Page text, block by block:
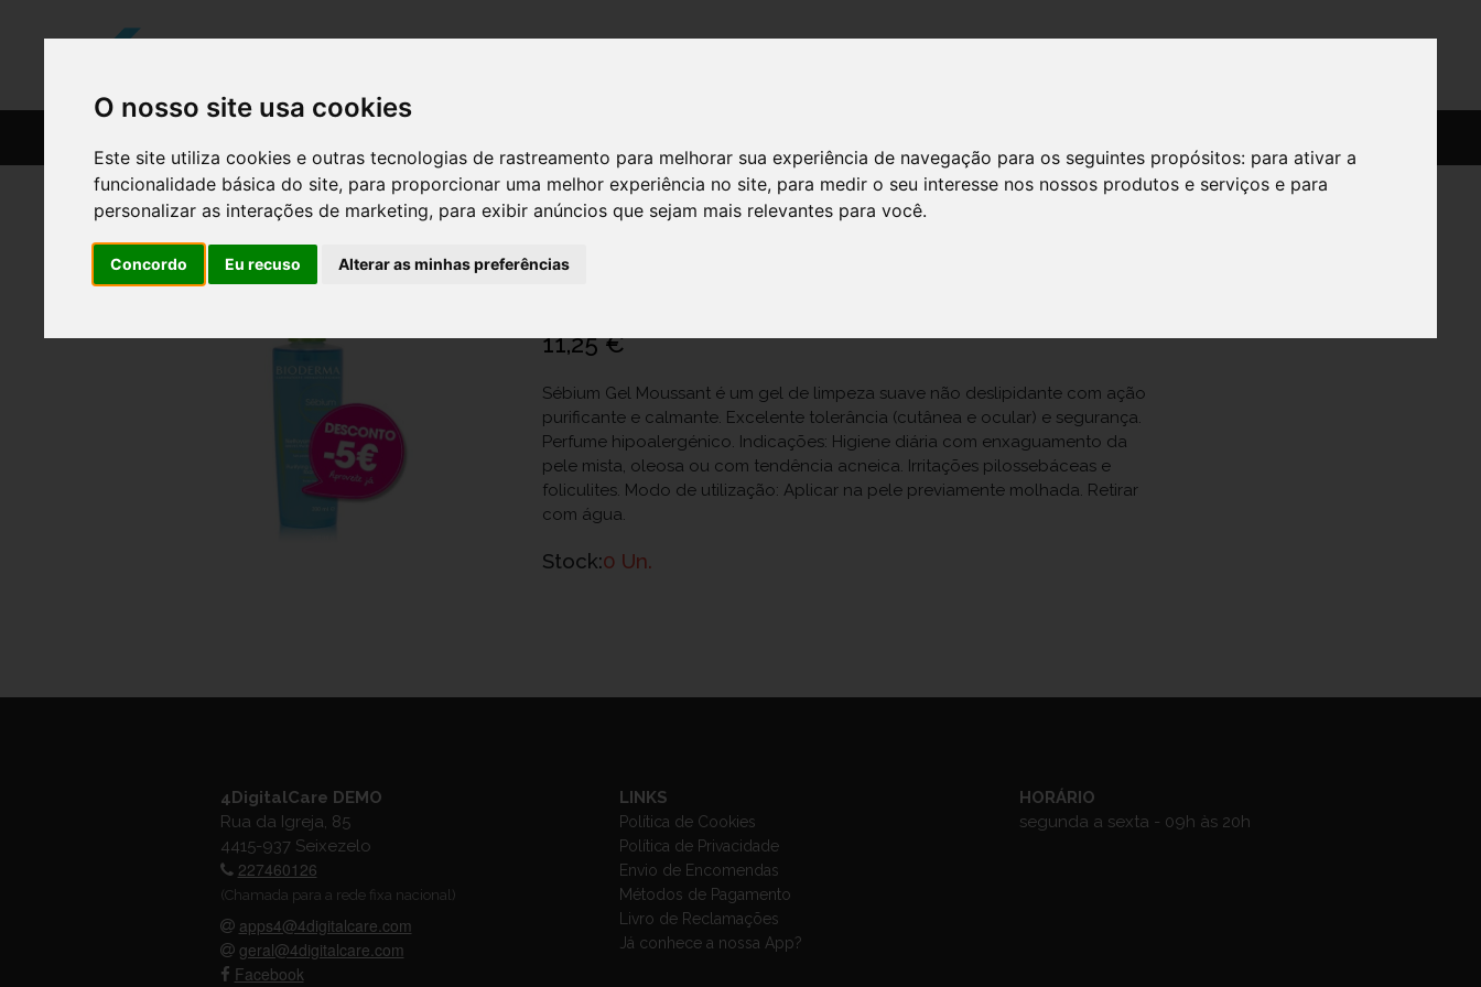
O nosso site usa cookies
Este site utiliza cookies e outras tecnologias de rastreamento para melhorar sua experiência de navegação para os seguintes propósitos: para ativar a
funcionalidade básica do site, para proporcionar uma melhor experiência no site, para medir o seu interesse nos nossos produtos e serviços e para
personalizar as interações de marketing, para exibir anúncios que sejam mais relevantes para você.
Concordo Eu recuso Alterar as minhas preferências
Sebium Bioderma Promo Moussant 200 Ml
Ref.: 6921395
11,25 €
Sébium Gel Moussant é um gel de limpeza suave não deslipidante com ação
purificante e calmante. Excelente tolerância (cutânea e ocular) e segurança.
Perfume hipoalergénico. Indicações: Higiene diária com enxaguamento da
pele mista, oleosa ou com tendência acneica. Irritações pilossebáceas e
foliculites. Modo de utilização: Aplicar na pele previamente molhada. Retirar
com água.
Stock:0 Un.
4DigitalCare DEMO
Rua da Igreja, 85
4415-937 Seixezelo
227460126
(Chamada para a rede fixa nacional)
apps4@4digitalcare.com
geral@4digitalcare.com
Facebook
LINKS
Política de Cookies
Política de Privacidade
Envio de Encomendas
Métodos de Pagamento
Livro de Reclamações
Já conhece a nossa App?
HORÁRIO
segunda a sexta - 09h às 20h